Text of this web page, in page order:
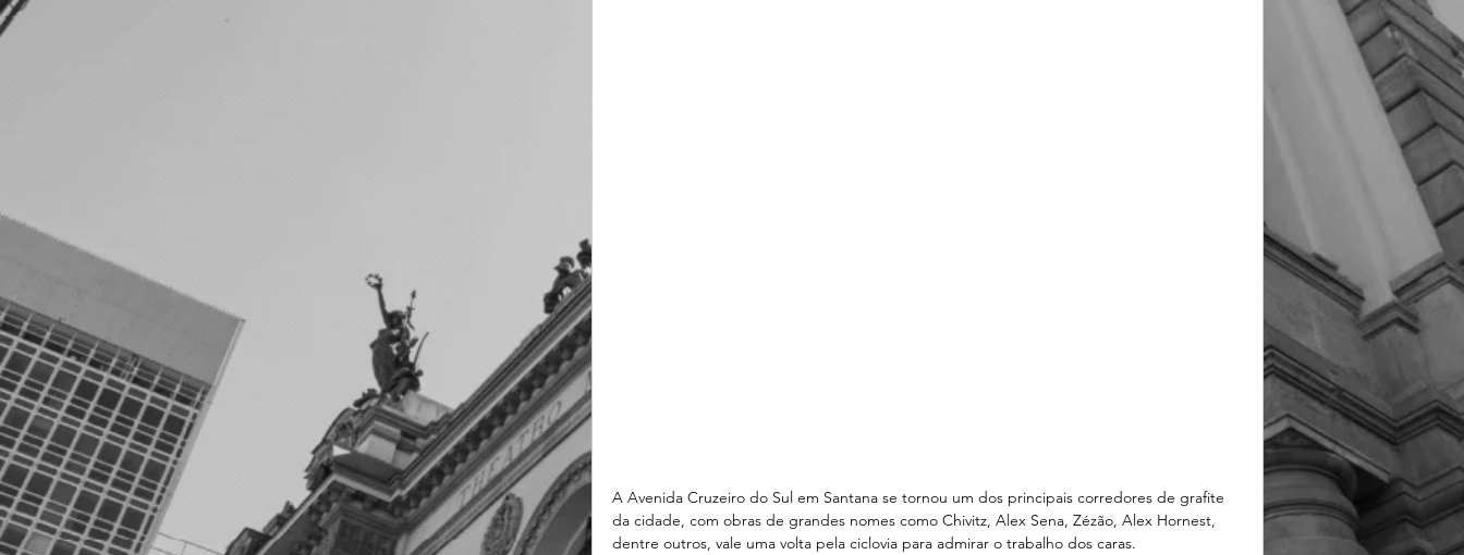
A Avenida Cruzeiro do Sul em Santana se tornou um dos principais corredores de grafite
da cidade, com obras de grandes nomes como Chivitz, Alex Sena, Zézão, Alex Hornest,
dentre outros, vale uma volta pela ciclovia para admirar o trabalho dos caras.